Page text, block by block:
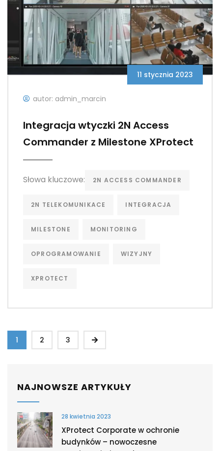
11 stycznia 2023
autor: admin_marcin
Integracja wtyczki 2N Access
Commander z Milestone XProtect
Słowa kluczowe: 2N ACCESS COMMANDER
2N TELEKOMUNIKACE INTEGRACJA
MILESTONE MONITORING
OPROGRAMOWANIE WIZYJNY
XPROTECT
1 2 3
NAJNOWSZE ARTYKUŁY
28 kwietnia 2023
XProtect Corporate w ochronie
budynków – nowoczesne